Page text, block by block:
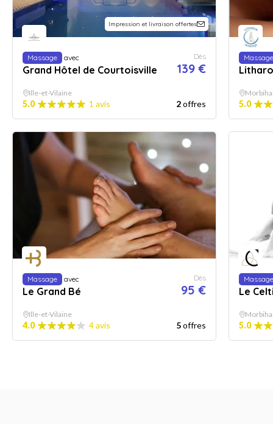
Impression et livraison offertes
Massage avec
Grand Hôtel de Courtoisville
Dès
139 €
Ille-et-Vilaine
5.0 1 avis 2offres
Massage
5.0
Massage avec
Le Grand Bé
Dès
95 €
Ille-et-Vilaine
4.0 4 avis 5offres
Massage
Le
5.0